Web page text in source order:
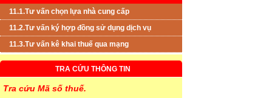
11.1.Tư vấn chọn lựa nhà cung cấp
11.2.Tư vấn ký hợp đồng sử dụng dịch vụ
11.3.Tư vấn kê khai thuế qua mạng
TRA CỨU THÔNG TIN
Tra cứu Mã số thuế.